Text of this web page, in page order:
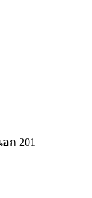
ก 201